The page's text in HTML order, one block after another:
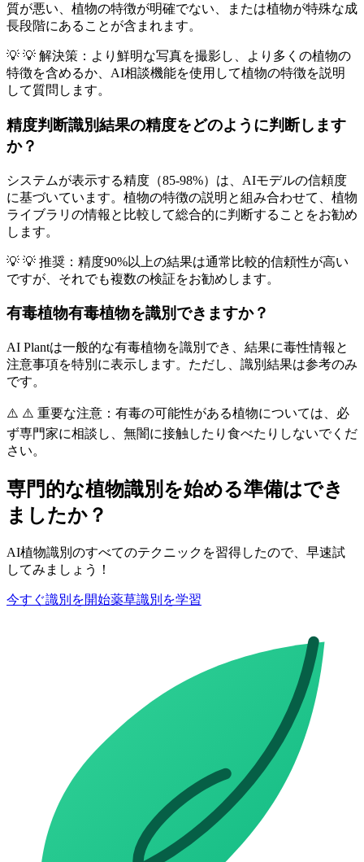
質が悪い、植物の特徴が明確でない、または植物が特殊な成
長段階にあることが含まれます。
💡 💡 解決策：より鮮明な写真を撮影し、より多くの植物の
特徴を含めるか、AI相談機能を使用して植物の特徴を説明
して質問します。
精度判断識別結果の精度をどのように判断します
か？
システムが表示する精度（85-98%）は、AIモデルの信頼度
に基づいています。植物の特徴の説明と組み合わせて、植物
ライブラリの情報と比較して総合的に判断することをお勧め
します。
💡 💡 推奨：精度90%以上の結果は通常比較的信頼性が高い
ですが、それでも複数の検証をお勧めします。
有毒植物有毒植物を識別できますか？
AI Plantは一般的な有毒植物を識別でき、結果に毒性情報と
注意事項を特別に表示します。ただし、識別結果は参考のみ
です。
⚠️ ⚠️ 重要な注意：有毒の可能性がある植物については、必
ず専門家に相談し、無闇に接触したり食べたりしないでくだ
さい。
専門的な植物識別を始める準備はでき
ましたか？
AI植物識別のすべてのテクニックを習得したので、早速試
してみましょう！
今すぐ識別を開始薬草識別を学習